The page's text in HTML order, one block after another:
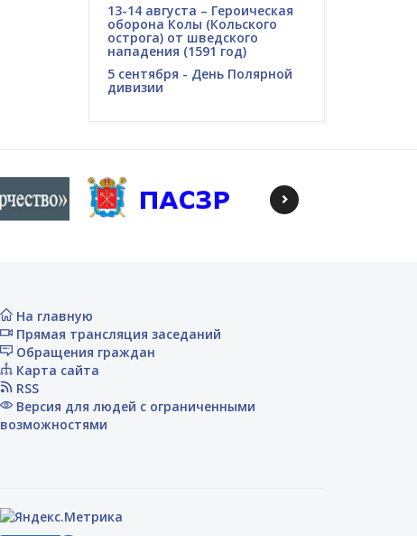
13-14 августа – Героическая
оборона Колы (Кольского
острога) от шведского
нападения (1591 год)
5 сентября - День Полярной
дивизии
На главную
Прямая трансляция заседаний
Обращения граждан
Карта сайта
RSS
Версия для людей с ограниченными
возможностями